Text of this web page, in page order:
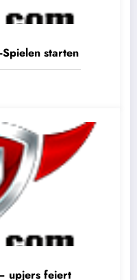
starten
upjers feiert